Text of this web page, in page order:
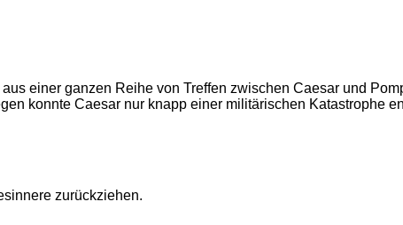
einer ganzen Reihe von Treffen zwischen Caesar und
konnte Caesar nur knapp einer militärischen Katastrophe
zurückziehen.